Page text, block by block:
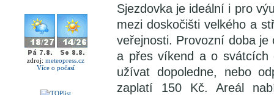
zdroj: meteopress.cz
Více o počasí
Sjezdovka je ideální i pro
mezi doskočišti velkého a
veřejnosti. Provozní doba
a přes víkend a o svátcích
užívat dopoledne, nebo
zaplatí 150 Kč. Areál